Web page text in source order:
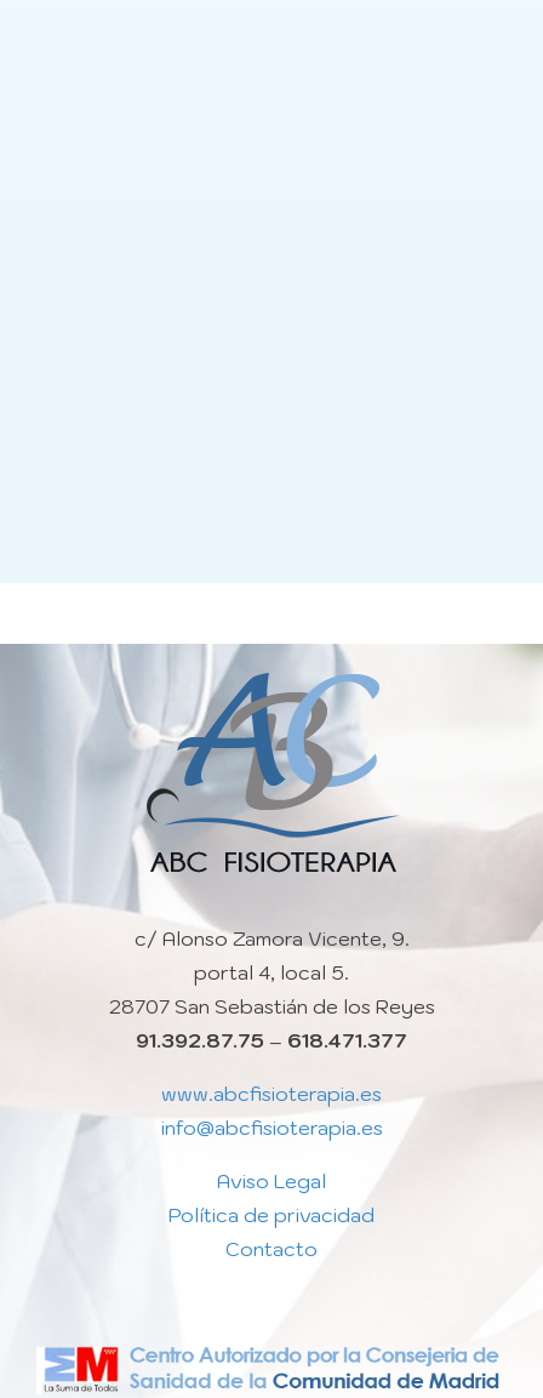
c/ Alonso Zamora Vicente, 9.
portal 4, local 5.
28707 San Sebastián de los Reyes
91.392.87.75 – 618.471.377
www.abcfisioterapia.es
info@abcfisioterapia.es
Aviso Legal
Política de privacidad
Contacto